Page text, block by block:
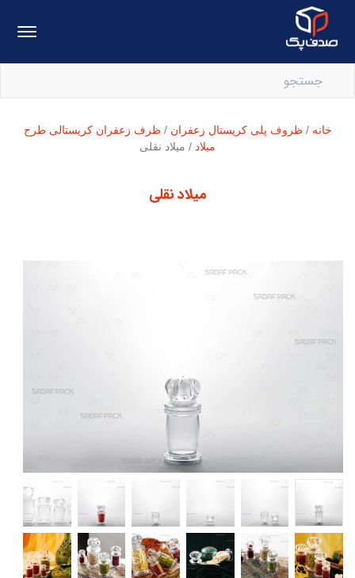
میلاد نقلی
خانه /ظروف پلی کریستال زعفران /ظرف زعفران کریستالی طرح
میلاد / میلاد نقلی